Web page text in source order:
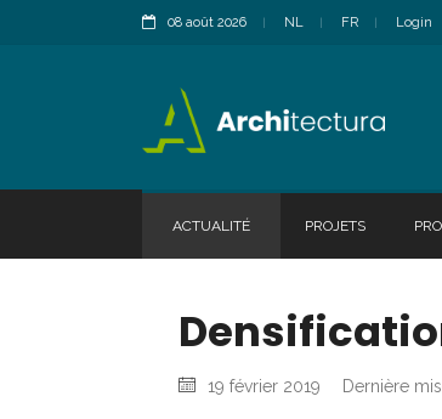
08 août 2026 NL FR Login
ACTUALITÉ PROJETS
19 février 2019 Dernière